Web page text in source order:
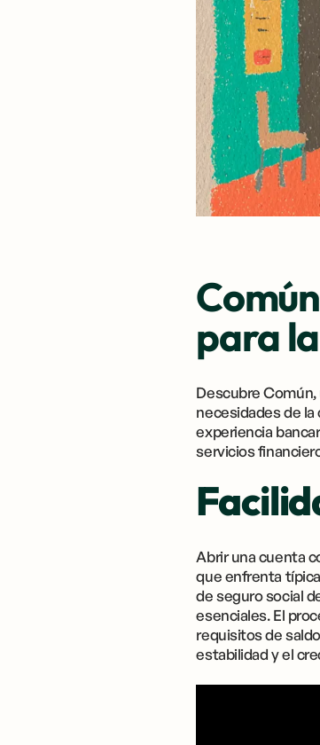
para
Descubre
necesidades de
experiencia
servicios
Abrir una cuenta
que enfrenta
de seguro social
esenciales. El
requisitos de
estabilidad y el